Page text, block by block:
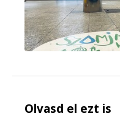
Olvasd el ezt is